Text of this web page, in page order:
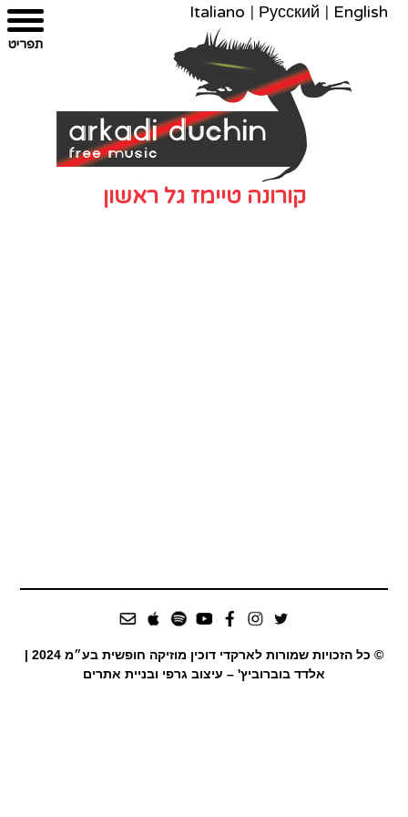
מפת
הצהרת
עבור
צרו
English
|
Русский
|
Italiano
קורונה טיימז גל ראשון
© כל הזכויות שמורות לארקדי דוכין מוזיקה חופשית בע״מ 2024 |
אלדד בוברוביץ' – עיצוב גרפי ובניית אתרים
תפריט